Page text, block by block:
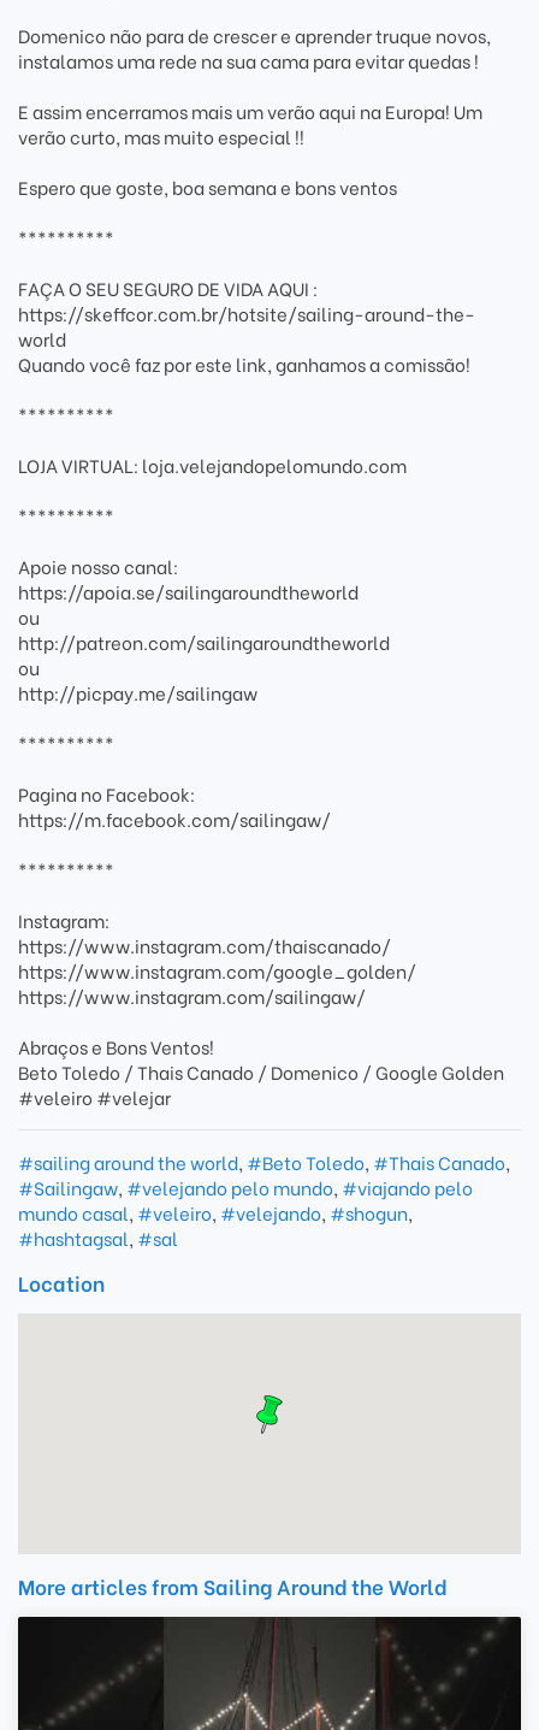
Domenico não para de crescer e aprender truque novos,
instalamos uma rede na sua cama para evitar quedas !
E assim encerramos mais um verão aqui na Europa! Um
verão curto, mas muito especial !!
Espero que goste, boa semana e bons ventos
**********
FAÇA O SEU SEGURO DE VIDA AQUI :
https://skeffcor.com.br/hotsite/sailing-around-the-
world
Quando você faz por este link, ganhamos a comissão!
**********
LOJA VIRTUAL: loja.velejandopelomundo.com
**********
Apoie nosso canal:
https://apoia.se/sailingaroundtheworld
ou
http://patreon.com/sailingaroundtheworld
ou
http://picpay.me/sailingaw
**********
Pagina no Facebook:
https://m.facebook.com/sailingaw/
**********
Instagram:
https://www.instagram.com/thaiscanado/
https://www.instagram.com/google_golden/
https://www.instagram.com/sailingaw/
Abraços e Bons Ventos!
Beto Toledo / Thais Canado / Domenico / Google Golden
#veleiro #velejar
#sailing around the world, #Beto Toledo, #Thais Canado,
#Sailingaw, #velejando pelo mundo, #viajando pelo
mundo casal, #veleiro, #velejando, #shogun,
#hashtagsal, #sal
Location
More articles from Sailing Around the World